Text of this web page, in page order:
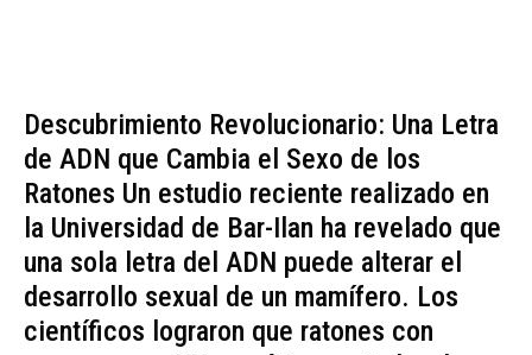
Descubrimiento Revolucionario: Una Letra
de ADN que Cambia el Sexo de los
Ratones Un estudio reciente realizado en
la Universidad de Bar-Ilan ha revelado que
una sola letra del ADN puede alterar el
desarrollo sexual de un mamífero. Los
científicos lograron que ratones con